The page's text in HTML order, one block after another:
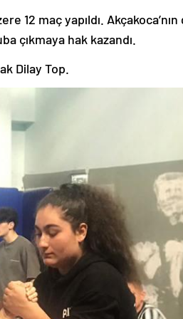
12 maç yapıldı.
çıkmaya hak kazandı.
Dilay Top.